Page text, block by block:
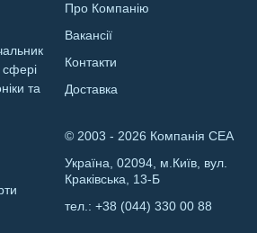
сфері
та
Про Компанію
Вакансії
Контакти
Доставка
© 2003 - 2026 Компанія СЕА
Україна, 02094, м.Київ, вул.
Краківська, 13-Б
тел.: +38 (044) 330 00 88